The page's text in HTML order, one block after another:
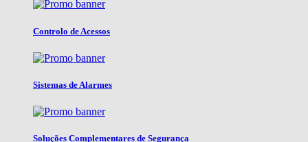
Controlo de Acessos
Sistemas de Alarmes
Soluções Complementares de Segurança